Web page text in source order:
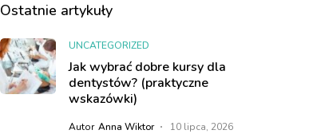
Ostatnie artykuły
UNCATEGORIZED
Jak wybrać dobre kursy dla
dentystów? (praktyczne
wskazówki)
Autor Anna Wiktor 10 lipca, 2026